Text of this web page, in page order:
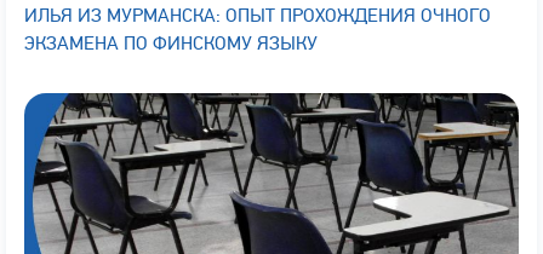
ИЛЬЯ ИЗ МУРМАНСКА: ОПЫТ ПРОХОЖДЕНИЯ ОЧНОГО
ЭКЗАМЕНА ПО ФИНСКОМУ ЯЗЫКУ